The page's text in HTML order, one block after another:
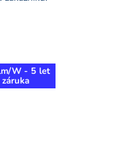
W - 5 let
záruka